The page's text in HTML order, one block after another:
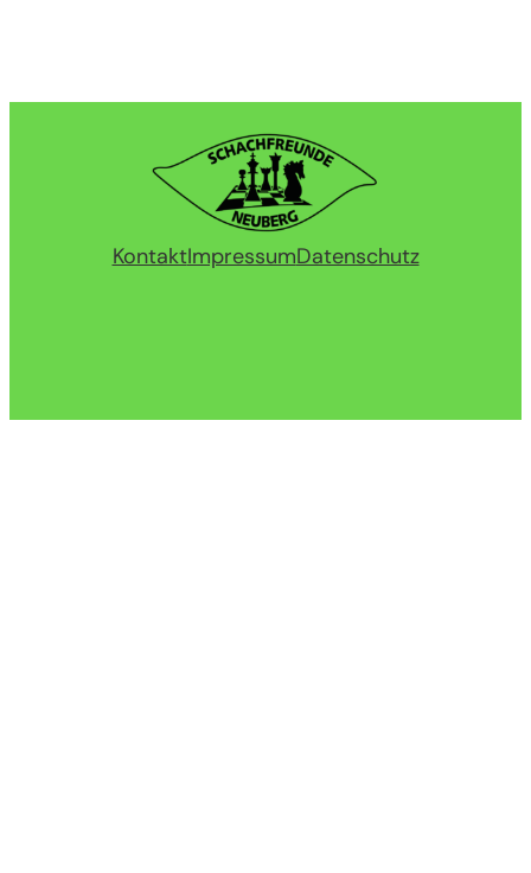
KontaktImpressumDatenschutz